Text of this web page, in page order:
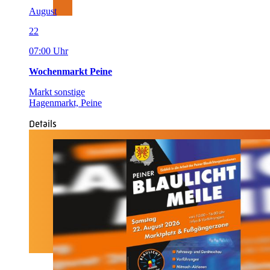
August
22
07:00 Uhr
Wochenmarkt Peine
Markt sonstige
Hagenmarkt, Peine
Details